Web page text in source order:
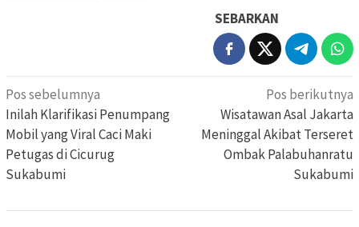
SEBARKAN
Navigasi
pos
Pos sebelumnya
Inilah Klarifikasi Penumpang
Mobil yang Viral Caci Maki
Petugas di Cicurug
Sukabumi
Pos berikutnya
Wisatawan Asal Jakarta
Meninggal Akibat Terseret
Ombak Palabuhanratu
Sukabumi